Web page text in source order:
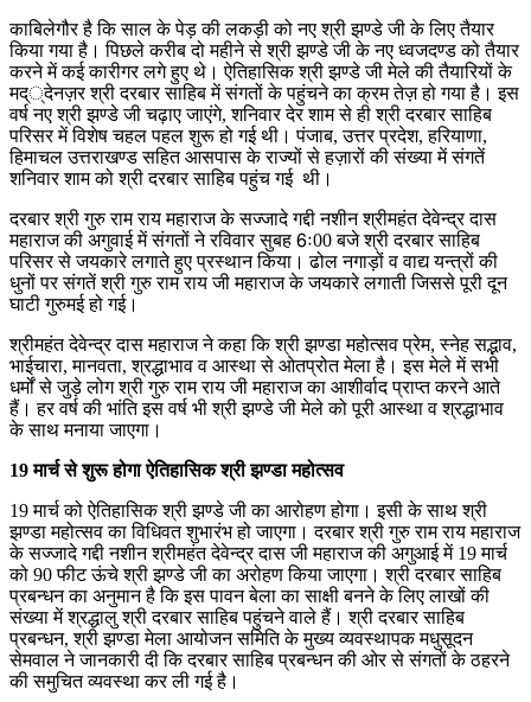
काबिलेगौर है कि साल के पेड़ की लकड़ी को नए श्री झण्डे जी के लिए तैयार
किया गया है। पिछले करीब दो महीने से श्री झण्डे जी के नए ध्वजदण्ड को तैयार
करने में कई कारीगर लगे हुए थे। ऐतिहासिक श्री झण्डे जी मेले की तैयारियों के
मद््देनज़र श्री दरबार साहिब में संगतों के पहुंचने का क्रम तेज़ हो गया है। इस
वर्ष नए श्री झण्डे जी चढ़ाए जाएंगे, शनिवार देर शाम से ही श्री दरबार साहिब
परिसर में विशेष चहल पहल शुरू हो गई थी। पंजाब, उत्तर प्रदेश, हरियाणा,
हिमाचल उत्तराखण्ड सहित आसपास के राज्यों से हज़ारों की संख्या में संगतें
शनिवार शाम को श्री दरबार साहिब पहुंच गई थी।
दरबार श्री गुरु राम राय महाराज के सज्जादे गद्दी नशीन श्रीमहंत देवेन्द्र दास
महाराज की अगुवाई में संगतों ने रविवार सुबह 6ः00 बजे श्री दरबार साहिब
परिसर से जयकारे लगाते हुए प्रस्थान किया। ढोल नगाड़ों व वाद्य यन्त्रों की
धुनों पर संगतें श्री गुरु राम राय जी महाराज के जयकारे लगाती जिससे पूरी दून
घाटी गुरुमई हो गई।
श्रीमहंत देवेन्द्र दास महाराज ने कहा कि श्री झण्डा महोत्सव प्रेम, स्नेह सद्भाव,
भाईचारा, मानवता, श्रद्धाभाव व आस्था से ओतप्रोत मेला है। इस मेले में सभी
धर्मों से जुड़े लोग श्री गुरु राम राय जी महाराज का आशीर्वाद प्राप्त करने आते
हैं। हर वर्ष की भांति इस वर्ष भी श्री झण्डे जी मेले को पूरी आस्था व श्रद्धाभाव
के साथ मनाया जाएगा।
19 मार्च से शुरू होगा ऐतिहासिक श्री झण्डा महोत्सव
19 मार्च को ऐतिहासिक श्री झण्डे जी का आरोहण होगा। इसी के साथ श्री
झण्डा महोत्सव का विधिवत शुभारंभ हो जाएगा। दरबार श्री गुरु राम राय महाराज
के सज्जादे गद्दी नशीन श्रीमहंत देवेन्द्र दास जी महाराज की अगुआई में 19 मार्च
को 90 फीट ऊंचे श्री झण्डे जी का अरोहण किया जाएगा। श्री दरबार साहिब
प्रबन्धन का अनुमान है कि इस पावन बेला का साक्षी बनने के लिए लाखों की
संख्या में श्रद्धालु श्री दरबार साहिब पहुंचने वाले हैं। श्री दरबार साहिब
प्रबन्धन, श्री झण्डा मेला आयोजन समिति के मुख्य व्यवस्थापक मधुसूदन
सेमवाल ने जानकारी दी कि दरबार साहिब प्रबन्धन की ओर से संगतों के ठहरने
की समुचित व्यवस्था कर ली गई है।